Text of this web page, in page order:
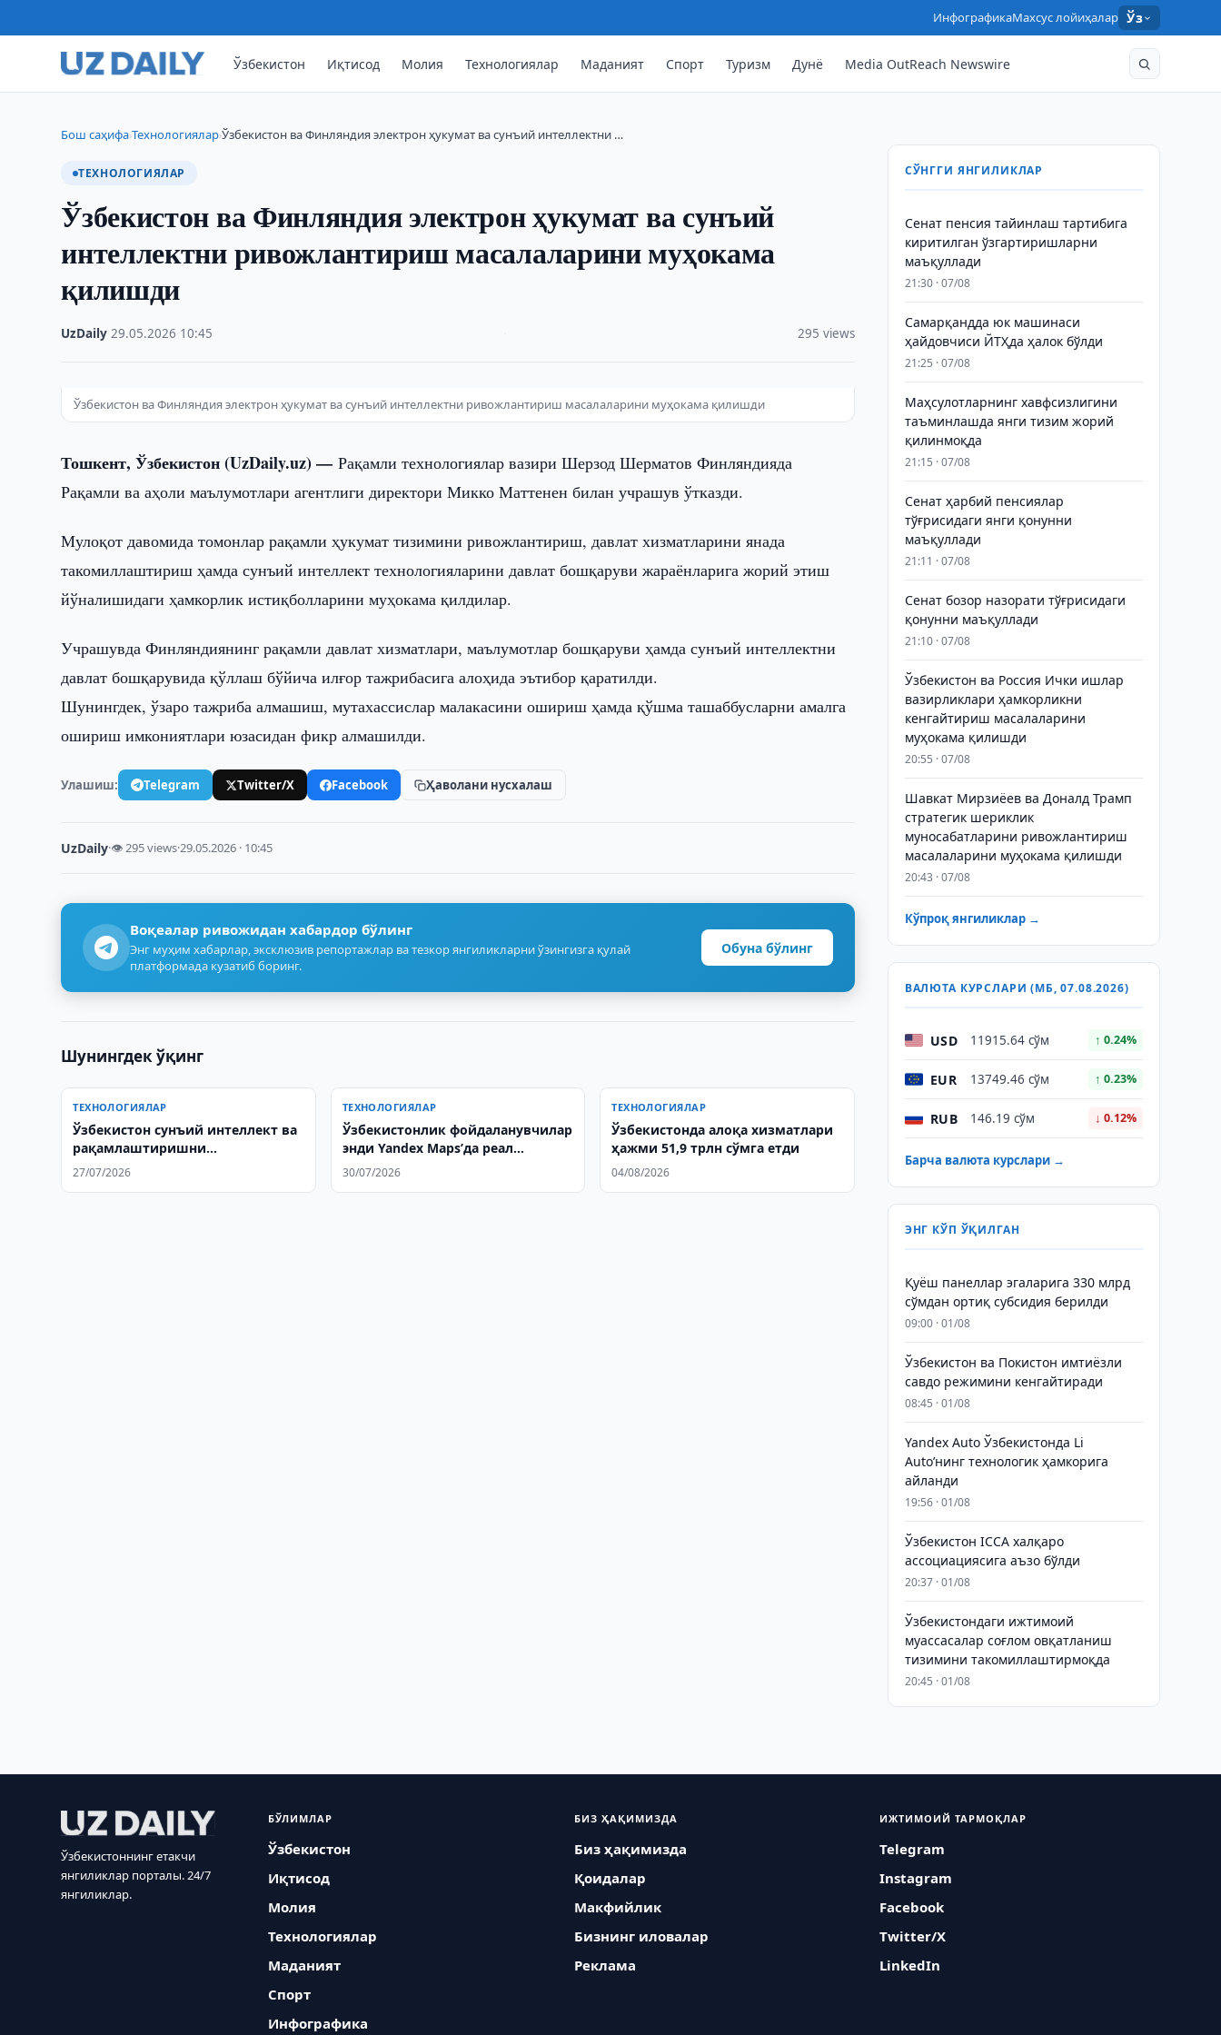
ИнфографикаМахсус лойиҳалар Ўз
Ўзбекистон Иқтисод Молия Технологиялар Маданият Спорт Туризм Дунё Media OutReach Newswire
Бош саҳифа›Технологиялар›Ўзбекистон ва Финляндия электрон ҳукумат ва сунъий интеллектни …
ТЕХНОЛОГИЯЛАР
Ўзбекистон ва Финляндия электрон ҳукумат ва сунъий
интеллектни ривожлантириш масалаларини муҳокама
қилишди
UzDaily ·29.05.2026 10:45 295 views
Ўзбекистон ва Финляндия электрон ҳукумат ва сунъий интеллектни ривожлантириш масалаларини муҳокама қилишди
Тошкент, Ўзбекистон (UzDaily.uz) —Рақамли технологиялар вазири Шерзод Шерматов Финляндияда
Рақамли ва аҳоли маълумотлари агентлиги директори Микко Маттенен билан учрашув ўтказди.
Мулоқот давомида томонлар рақамли ҳукумат тизимини ривожлантириш, давлат хизматларини янада
такомиллаштириш ҳамда сунъий интеллект технологияларини давлат бошқаруви жараёнларига жорий этиш
йўналишидаги ҳамкорлик истиқболларини муҳокама қилдилар.
Учрашувда Финляндиянинг рақамли давлат хизматлари, маълумотлар бошқаруви ҳамда сунъий интеллектни
давлат бошқарувида қўллаш бўйича илғор тажрибасига алоҳида эътибор қаратилди.
Шунингдек, ўзаро тажриба алмашиш, мутахассислар малакасини ошириш ҳамда қўшма ташаббусларни амалга
ошириш имкониятлари юзасидан фикр алмашилди.
Улашиш: Telegram Twitter/X Facebook Ҳаволани нусхалаш
UzDaily·👁 295 views·29.05.2026 · 10:45
Воқеалар ривожидан хабардор бўлинг
Энг муҳим хабарлар, эксклюзив репортажлар ва тезкор янгиликларни ўзингизга қулай
платформада кузатиб боринг.
Обуна бўлинг
Шунингдек ўқинг
ТЕХНОЛОГИЯЛАР
Ўзбекистон сунъий интеллект ва
рақамлаштиришни
кенгайтиради
27/07/2026
ТЕХНОЛОГИЯЛАР
Ўзбекистонлик фойдаланувчилар
энди Yandex Maps’да реал
вақтдаги геопозицияни улаша
30/07/2026
ТЕХНОЛОГИЯЛАР
Ўзбекистонда алоқа хизматлари
ҳажми 51,9 трлн сўмга етди
04/08/2026
СЎНГГИ ЯНГИЛИКЛАР
Сенат пенсия тайинлаш тартибига
киритилган ўзгартиришларни
маъқуллади
21:30 · 07/08
Самарқандда юк машинаси
ҳайдовчиси ЙТҲда ҳалок бўлди
21:25 · 07/08
Маҳсулотларнинг хавфсизлигини
таъминлашда янги тизим жорий
қилинмоқда
21:15 · 07/08
Сенат ҳарбий пенсиялар
тўғрисидаги янги қонунни
маъқуллади
21:11 · 07/08
Сенат бозор назорати тўғрисидаги
қонунни маъқуллади
21:10 · 07/08
Ўзбекистон ва Россия Ички ишлар
вазирликлари ҳамкорликни
кенгайтириш масалаларини
муҳокама қилишди
20:55 · 07/08
Шавкат Мирзиёев ва Доналд Трамп
стратегик шериклик
муносабатларини ривожлантириш
масалаларини муҳокама қилишди
20:43 · 07/08
Кўпроқ янгиликлар →
ВАЛЮТА КУРСЛАРИ (МБ, 07.08.2026)
USD 11915.64 сўм ↑ 0.24%
EUR 13749.46 сўм ↑ 0.23%
RUB 146.19 сўм ↓ 0.12%
Барча валюта курслари →
ЭНГ КЎП ЎҚИЛГАН
Қуёш панеллар эгаларига 330 млрд
сўмдан ортиқ субсидия берилди
09:00 · 01/08
Ўзбекистон ва Покистон имтиёзли
савдо режимини кенгайтиради
08:45 · 01/08
Yandex Auto Ўзбекистонда Li
Auto’нинг технологик ҳамкорига
айланди
19:56 · 01/08
Ўзбекистон ICCA халқаро
ассоциациясига аъзо бўлди
20:37 · 01/08
Ўзбекистондаги ижтимоий
муассасалар соғлом овқатланиш
тизимини такомиллаштирмоқда
20:45 · 01/08
Ўзбекистоннинг етакчи
янгиликлар порталы. 24/7
янгиликлар.
БЎЛИМЛАР
Ўзбекистон
Иқтисод
Молия
Технологиялар
Маданият
Спорт
Инфографика
БИЗ ҲАҚИМИЗДА
Биз ҳақимизда
Қоидалар
Макфийлик
Бизнинг иловалар
Реклама
ИЖТИМОИЙ ТАРМОҚЛАР
Telegram
Instagram
Facebook
Twitter/X
LinkedIn